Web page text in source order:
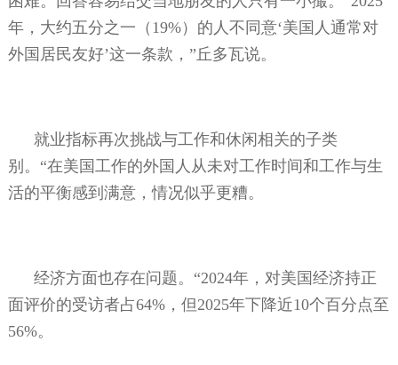
年，大约五分之一（ 19%）的人不同意‘美国人通常对
外国居民友好’这一条款，”丘多瓦说。
就业指标再次挑战与工作和休闲相关的子类
别。“在美国工作的外国人从未对工作时间和工作与生
活的平衡感到满意，情况似乎更糟。
经济方面也存在问题。“2024年，对美国经济持正
面评价的受访者占64%，但2025年下降近10个百分点至
56%。